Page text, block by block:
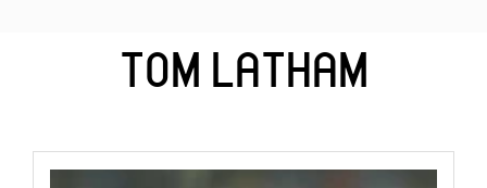
TOM LATHAM